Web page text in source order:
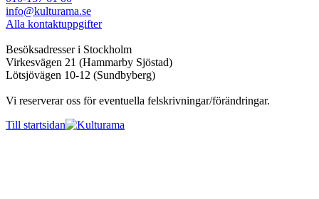
info@kulturama.se
Alla kontaktuppgifter
Besöksadresser i Stockholm
Virkesvägen 21 (Hammarby Sjöstad)
Lötsjövägen 10-12 (Sundbyberg)
Vi reserverar oss för eventuella felskrivningar/förändringar.
Till startsidan